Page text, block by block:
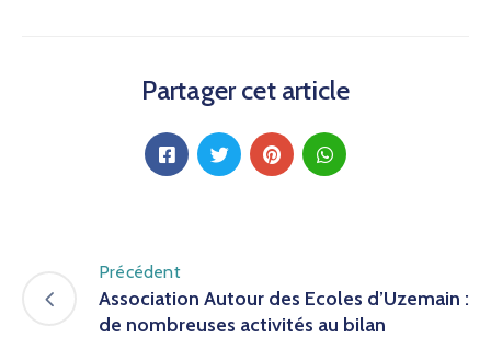
Partager cet article
Précédent
Association Autour des Ecoles d’Uzemain :
de nombreuses activités au bilan